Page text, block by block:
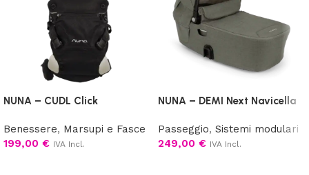
NUNA – CUDL Click
Benessere, Marsupi e Fasce
199,00 € IVA Incl.
NUNA – DEMI Next Navicella
Passeggio, Sistemi modulari
249,00 € IVA Incl.